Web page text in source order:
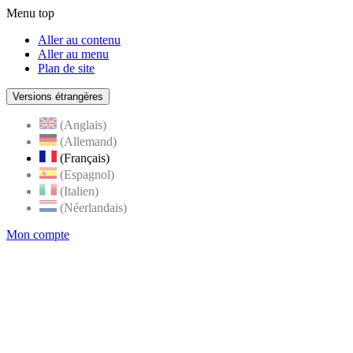
Menu top
Aller au contenu
Aller au menu
Plan de site
Versions étrangères
(Anglais)
(Allemand)
(Français)
(Espagnol)
(Italien)
(Néerlandais)
Mon compte